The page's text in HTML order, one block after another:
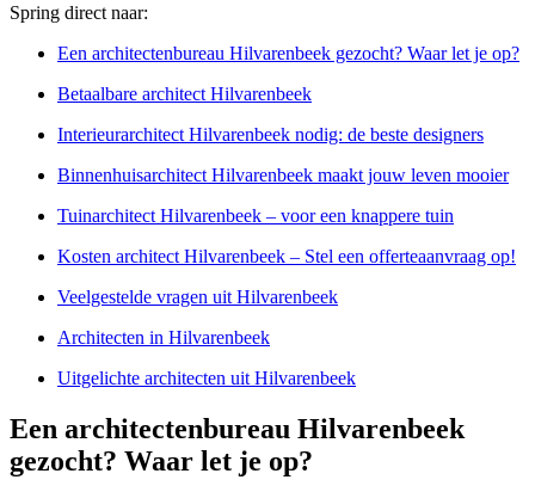
Spring direct naar:
Een architectenbureau Hilvarenbeek gezocht? Waar let je op?
Betaalbare architect Hilvarenbeek
Interieurarchitect Hilvarenbeek nodig: de beste designers
Binnenhuisarchitect Hilvarenbeek maakt jouw leven mooier
Tuinarchitect Hilvarenbeek – voor een knappere tuin
Kosten architect Hilvarenbeek – Stel een offerteaanvraag op!
Veelgestelde vragen uit Hilvarenbeek
Architecten in Hilvarenbeek
Uitgelichte architecten uit Hilvarenbeek
Een architectenbureau Hilvarenbeek
gezocht? Waar let je op?